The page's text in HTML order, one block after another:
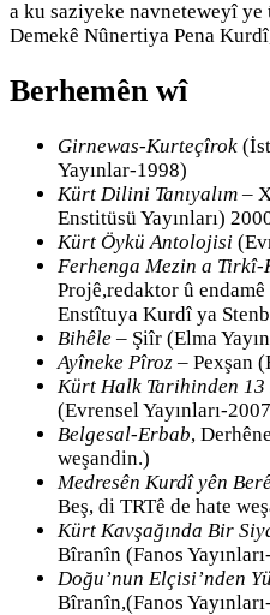
a ku saziyeke navneteweyî
Demekê Nûnertiya Pena
Berhemên wî
Girnewas-Kurteçîrok
Yayınlar-1998)
Kürt Dilini Tanıyalım –
Enstitüsü Yayınları)
Kürt Öykü Antolojisi
Ferhenga Mezin a
Projê,redaktor û
Enstîtuya Kurdî ya
Bihêle – Şiîr (Elma
Ayîneke Pîroz – Pexşan
Kürt Halk Tarihinden
(Evrensel Yayınları-
Belgesal-Erbab,
weşandin.)
Medresên Kurdî yên
Beş, di TRTê de hate
Kürt Kavşağında Bir
Bîranîn (Fanos
Doğu’nun Elçisi’nden
Bîranîn,(Fanos